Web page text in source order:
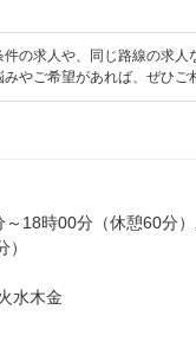
件の求人や、同じ路線の求人
やご希望があれば、ぜひご
～18時00分（休憩60分
水木金